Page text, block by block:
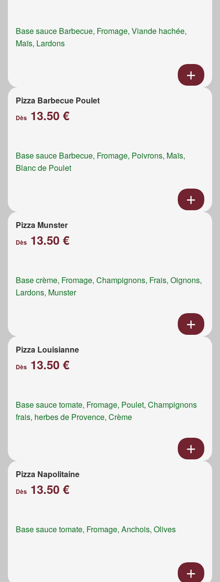
Base sauce Barbecue, Fromage, Viande hachée,
Maïs, Lardons
Pizza Barbecue Poulet
Dès 13.50 €
Base sauce Barbecue, Fromage, Poivrons, Maïs,
Blanc de Poulet
Pizza Munster
Dès 13.50 €
Base crème, Fromage, Champignons, Frais, Oignons,
Lardons, Munster
Pizza Louisianne
Dès 13.50 €
Base sauce tomate, Fromage, Poulet, Champignons
frais, herbes de Provence, Crème
Pizza Napolitaine
Dès 13.50 €
Base sauce tomate, Fromage, Anchois, Olives